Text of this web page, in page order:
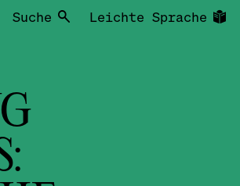
Suche Leichte Sprache